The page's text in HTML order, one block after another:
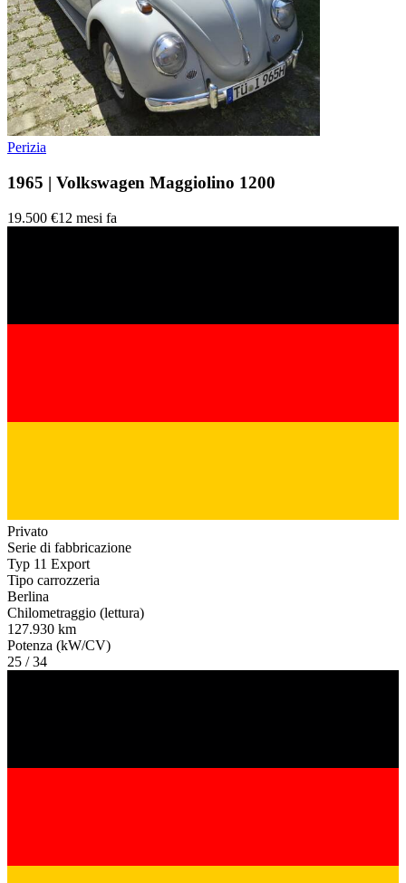
Perizia
1965 | Volkswagen Maggiolino 1200
19.500 €12 mesi fa
Privato
Serie di fabbricazione
Typ 11 Export
Tipo carrozzeria
Berlina
Chilometraggio (lettura)
127.930 km
Potenza (kW/CV)
25 / 34